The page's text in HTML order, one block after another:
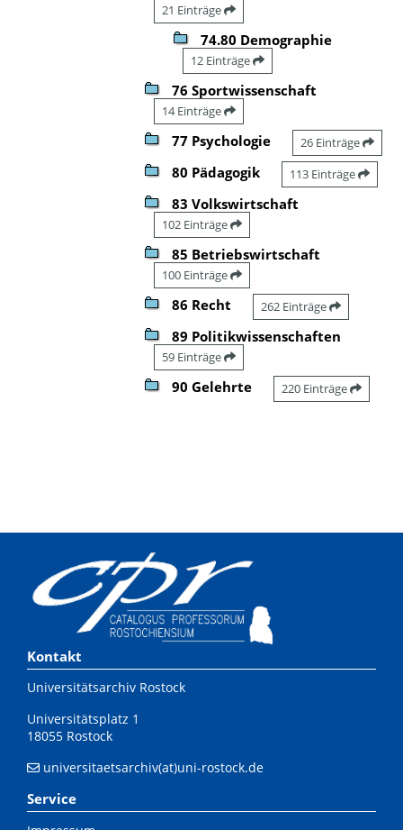
21 Einträge
74.80 Demographie
12 Einträge
76 Sportwissenschaft
14 Einträge
77 Psychologie 26 Einträge
80 Pädagogik 113 Einträge
83 Volkswirtschaft
102 Einträge
85 Betriebswirtschaft
100 Einträge
86 Recht 262 Einträge
89 Politikwissenschaften
59 Einträge
90 Gelehrte 220 Einträge
Kontakt
Universitätsarchiv Rostock
Universitätsplatz 1
18055 Rostock
universitaetsarchiv(at)uni-rostock.de
Service